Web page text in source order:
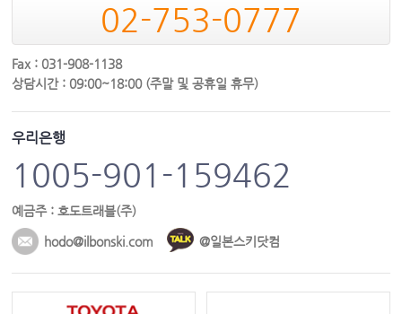
02-753-0777
Fax : 031-908-1138
상담시간 : 09:00~18:00 (주말 및 공휴일 휴무)
우리은행
1005-901-159462
예금주 : 호도트래블(주)
hodo@ilbonski.com @일본스키닷컴